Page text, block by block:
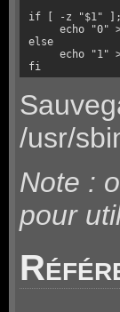
if [ -z "$1" ];
echo "0"
else
echo "1"
fi
/usr/
Note :
pour